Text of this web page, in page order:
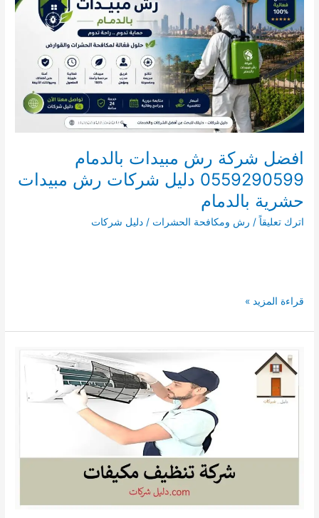
0590123782
دليل
شركات
رش
مبيدات
حشرية
ببدر
افضل شركة رش مبيدات بالدمام
0559290599 دليل شركات رش مبيدات
حشرية بالدمام
اترك تعليقاً / رش ومكافحة الحشرات /دليل شركات
افضل
رش
بالدمام
0559290599
دليل
حشرية
قراءة المزيد »